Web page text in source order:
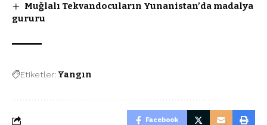
Muğlalı Tekvandocuların Yunanistan’da madalya
gururu
Etiketler: Yangın
Facebook